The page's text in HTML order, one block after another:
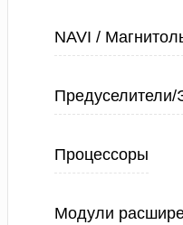
NAVI /
Процессоры
Модули